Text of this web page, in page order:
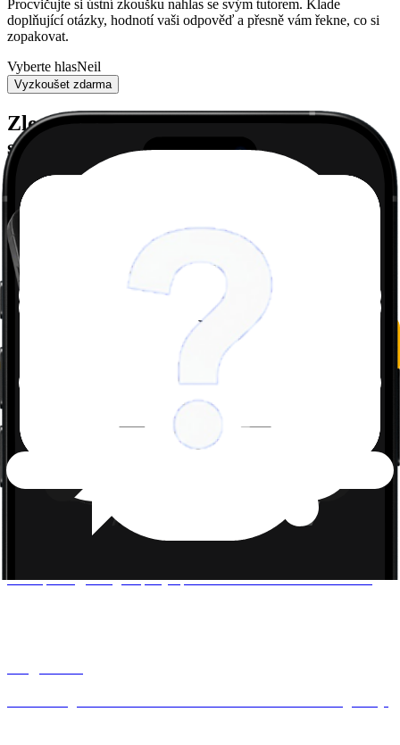
Procvičujte si ústní zkoušku nahlas se svým tutorem. Klade
doplňující otázky, hodnotí vaši odpověď a přesně vám řekne, co si
zopakovat.
Vyberte hlasNeil
Vyzkoušet zdarma
Zlepšete si známky na základní škole,
střední i univerzitě –
bez stresu
Matematika
Vyfoťte libovolný matematický příklad a naše AI ho rozloží do
krátkých a srozumitelných kroků.
Od molekulárních struktur po chemické reakce – vysvětlení
jakéhokoli chemického pojmu.
Pochopte síly, energii a pohyb pomocí interaktivního řešení úloh.